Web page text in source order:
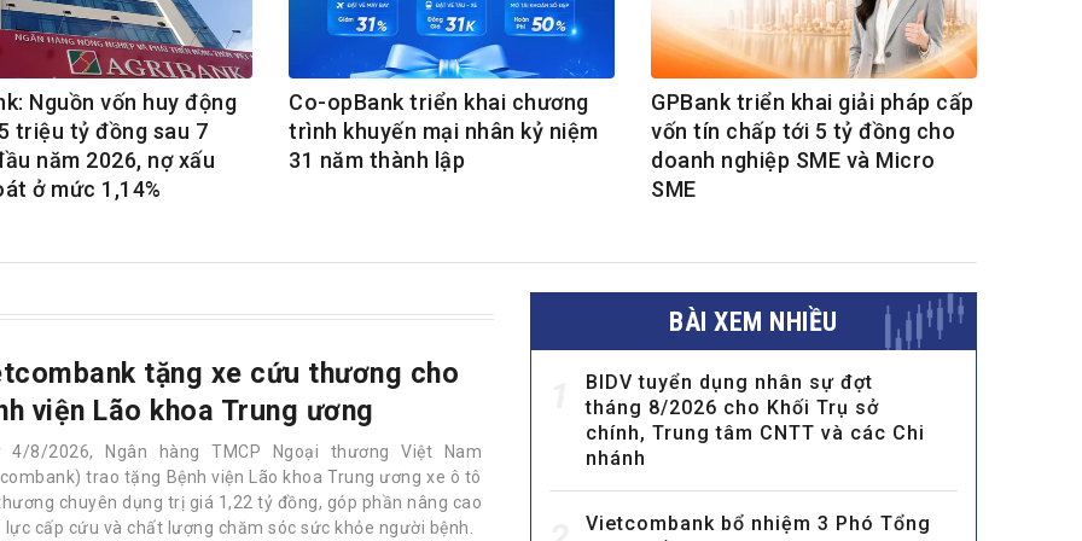
Nguồn vốn huy động
triệu tỷ đồng sau 7
năm 2026, nợ xấu
ở mức 1,14%
Co-opBank triển khai chương
trình khuyến mại nhân kỷ niệm
31 năm thành lập
GPBank triển khai giải pháp cấp
vốn tín chấp tới 5 tỷ đồng cho
doanh nghiệp SME và Micro
SME
tặng xe cứu thương cho
viện Lão khoa Trung ương
4/8/2026, Ngân hàng TMCP Ngoại thương Việt Nam
trao tặng Bệnh viện Lão khoa Trung ương xe ô tô
chuyên dụng trị giá 1,22 tỷ đồng, góp phần nâng cao
lực cấp cứu và chất lượng chăm sóc sức khỏe người bệnh.
BÀI XEM NHIỀU
BIDV tuyển dụng nhân sự đợt
tháng 8/2026 cho Khối Trụ sở
chính, Trung tâm CNTT và các Chi
nhánh
Vietcombank bổ nhiệm 3 Phó Tổng